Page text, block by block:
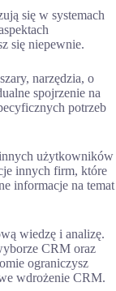
się w systemach
się niepewnie.
narzędzia, o
spojrzenie na
potrzeb
użytkowników
innych firm, które
informacje na temat
wiedzę i analizę.
CRM oraz
ograniczysz
wdrożenie CRM.